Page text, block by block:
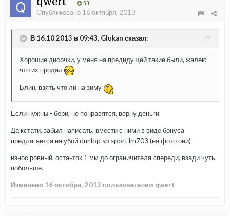
53
Опубликовано 16 октября, 2013
В 16.10.2013 в 09:43, Glukan сказал:
Хорошие дисочки, у меня на предидущей такие были, жалею
что их продал
Блин, взять что ли на зиму
Если нужны - бери, не понравятся, верну деньги.
Да кстати, забыл написать, вмести с ними в виде бонуса
предлагается на убой dunlop sp sport lm703 (на фото они)
износ ровный, остаьток 1 мм до ограничителя спереди, взади чуть
побольше.
Изменено 16 октября, 2013 пользователем qwert